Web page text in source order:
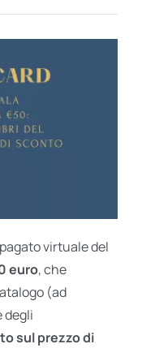
virtuale del
euro, che
(ad
degli
sul prezzo di